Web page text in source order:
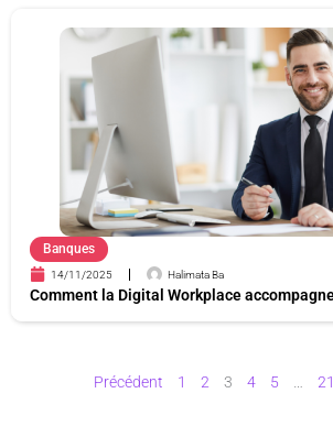
Banques
14/11/2025 Halimata Ba
Comment la Digital Workplace
Précédent 1 2 3 4 5 21